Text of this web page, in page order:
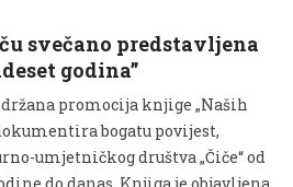
svečano predstavljena
godina”
promocija knjige „Naših
bogatu povijest,
umjetničkog društva „Čiče“ od